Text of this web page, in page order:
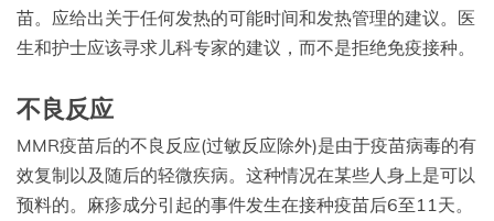
苗。应给出关于任何发热的可能时间和发热管理的建议。医
生和护士应该寻求儿科专家的建议，而不是拒绝免疫接种。
不良反应
MMR疫苗后的不良反应(过敏反应除外)是由于疫苗病毒的有
效复制以及随后的轻微疾病。这种情况在某些人身上是可以
预料的。麻疹成分引起的事件发生在接种疫苗后6至11天。